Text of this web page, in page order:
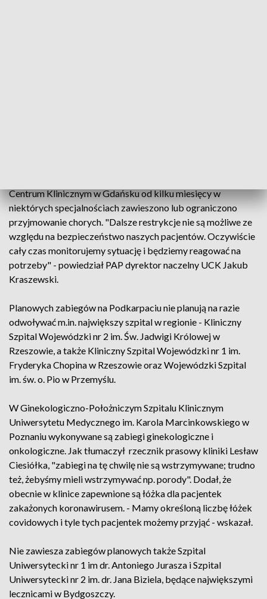
Centrum Klinicznym w Gdańsku od kilku miesięcy w
niektórych specjalnościach zawieszono lub ograniczono
przyjmowanie chorych. "Dalsze restrykcje nie są możliwe ze
względu na bezpieczeństwo naszych pacjentów. Oczywiście
cały czas monitorujemy sytuację i będziemy reagować na
potrzeby" - powiedział PAP dyrektor naczelny UCK Jakub
Kraszewski.
Planowych zabiegów na Podkarpaciu nie planują na razie
odwoływać m.in. największy szpital w regionie - Kliniczny
Szpital Wojewódzki nr 2 im. Św. Jadwigi Królowej w
Rzeszowie, a także Kliniczny Szpital Wojewódzki nr 1 im.
Fryderyka Chopina w Rzeszowie oraz Wojewódzki Szpital
im. św. o. Pio w Przemyślu.
W Ginekologiczno-Położniczym Szpitalu Klinicznym
Uniwersytetu Medycznego im. Karola Marcinkowskiego w
Poznaniu wykonywane są zabiegi ginekologiczne i
onkologiczne. Jak tłumaczył rzecznik prasowy kliniki Lesław
Ciesiółka, "zabiegi na tę chwilę nie są wstrzymywane; trudno
też, żebyśmy mieli wstrzymywać np. porody". Dodał, że
obecnie w klinice zapewnione są łóżka dla pacjentek
zakażonych koronawirusem. - Mamy określoną liczbę łóżek
covidowych i tyle tych pacjentek możemy przyjąć - wskazał.
Nie zawiesza zabiegów planowych także Szpital
Uniwersytecki nr 1 im dr. Antoniego Jurasza i Szpital
Uniwersytecki nr 2 im. dr. Jana Biziela, będące największymi
lecznicami w Bydgoszczy.